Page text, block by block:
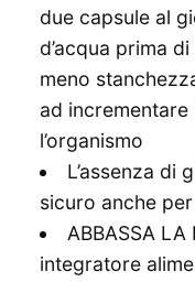
due capsule al
d’acqua prima
meno
ad
l’organismo
L’assenza di
sicuro anche
ABBASSA LA
integratore